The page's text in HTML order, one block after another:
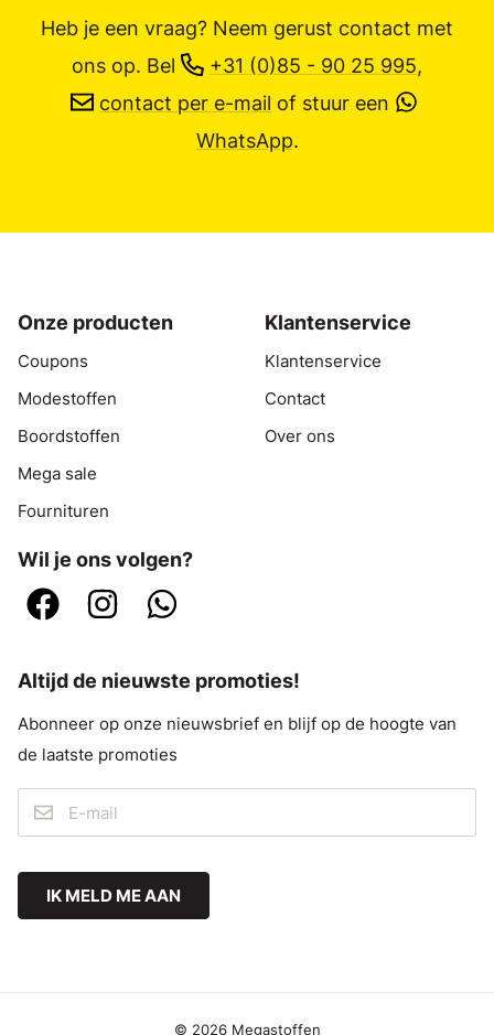
Heb je een vraag? Neem gerust contact met
ons op. Bel +31 (0)85 - 90 25 995,
contact per e-mail of stuur een
WhatsApp.
Onze producten
Coupons
Modestoffen
Boordstoffen
Mega sale
Fournituren
Klantenservice
Klantenservice
Contact
Over ons
Wil je ons volgen?
Altijd de nieuwste promoties!
Abonneer op onze nieuwsbrief en blijf op de hoogte van
de laatste promoties
IK MELD ME AAN
© 2026 Megastoffen